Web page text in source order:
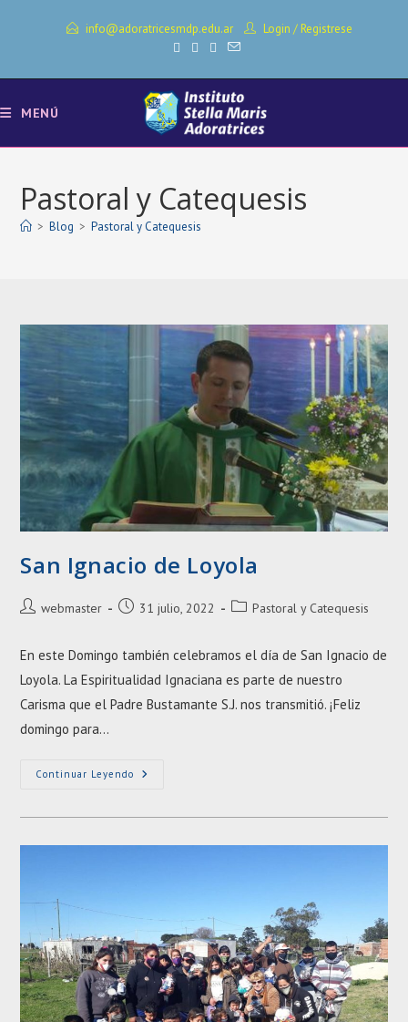
info@adoratricesmdp.edu.ar Login / Registrese
MENÚ
Pastoral y Catequesis
> Blog > Pastoral y Catequesis
San Ignacio de Loyola
Autor
entrada:
webmaster
Entrada31 julio, 2022
Categoría
entrada:
Pastoral y Catequesis
En este Domingo también celebramos el día de San Ignacio de
Loyola. La Espiritualidad Ignaciana es parte de nuestro
Carisma que el Padre Bustamante S.J. nos transmitió. ¡Feliz
domingo para…
Continuar Leyendo San
Loyola